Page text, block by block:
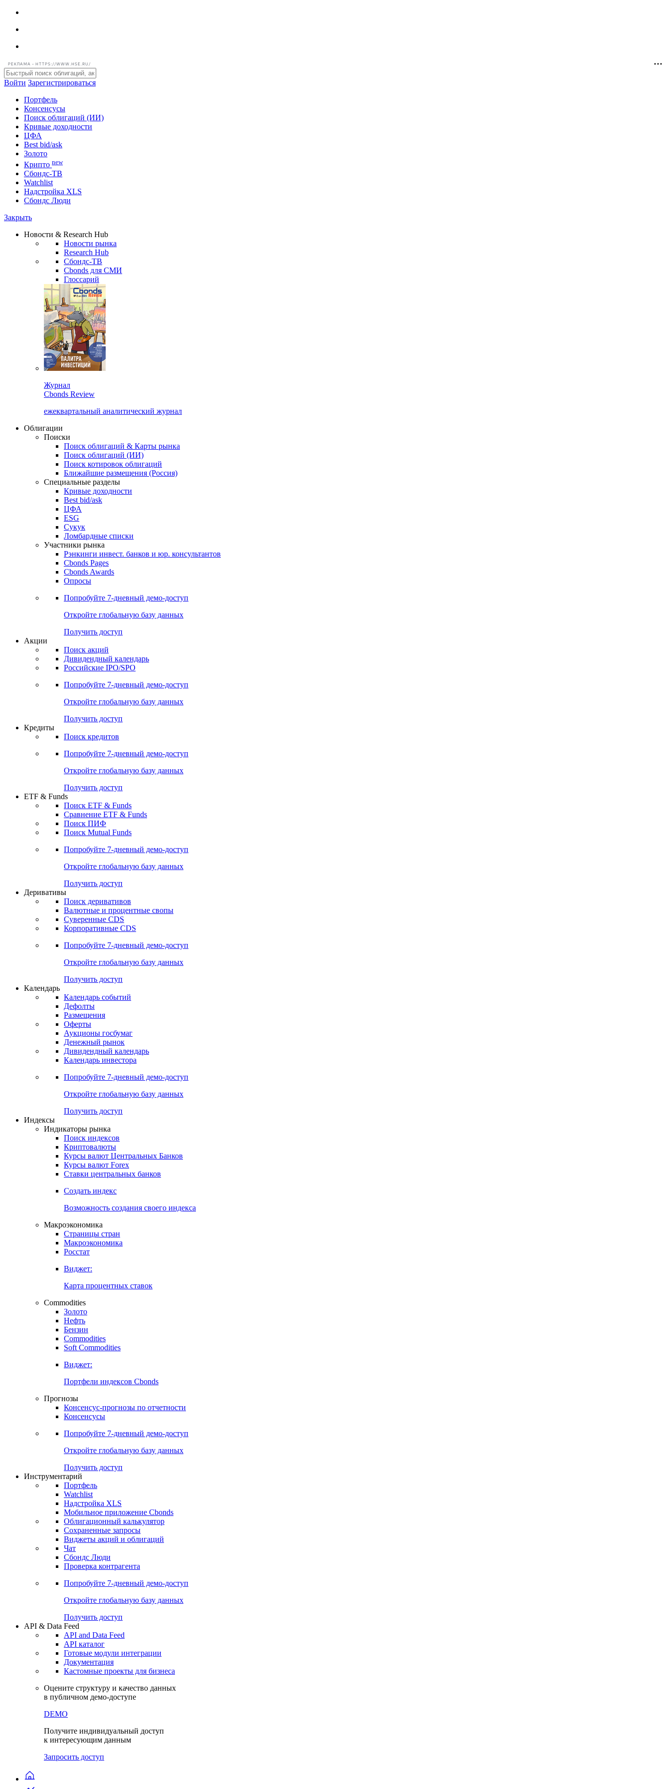
РЕКЛАМА • HTTPS://WWW.HSE.RU/
Войти Зарегистрироваться
Портфель
Консенсусы
Поиск облигаций (ИИ)
Кривые доходности
ЦФА
Best bid/ask
Золото
Криптоnew
Сбондс-ТВ
Надстройка XLS
Сбондс Люди
Новости & Research Hub
Новости рынка
Research Hub
Сбондс-ТВ
Cbonds для СМИ
Глоссарий
Журнал
Cbonds Review
ежеквартальный аналитический журнал
Облигации
Поиски
Поиск облигаций & Карты рынка
Поиск облигаций (ИИ)
Поиск котировок облигаций
Ближайшие размещения (Россия)
Специальные разделы
Кривые доходности
Best bid/ask
ЦФА
ESG
Сукук
Ломбардные списки
Участники рынка
Рэнкинги инвест. банков и юр. консультантов
Cbonds Pages
Cbonds Awards
Опросы
Попробуйте7-дневный
Откройте глобальную базу данных
Получить доступ
Акции
Поиск акций
Дивидендный календарь
Российские IPO/SPO
Попробуйте7-дневный
Откройте глобальную базу данных
Получить доступ
Кредиты
Поиск кредитов
Попробуйте7-дневный
Откройте глобальную базу данных
Получить доступ
ETF & Funds
Поиск ETF & Funds
Сравнение ETF & Funds
Поиск ПИФ
Поиск Mutual Funds
Попробуйте7-дневный
Откройте глобальную базу данных
Получить доступ
Деривативы
Поиск деривативов
Валютные и процентные свопы
Суверенные CDS
Корпоративные CDS
Попробуйте7-дневный
Откройте глобальную базу данных
Получить доступ
Календарь
Календарь событий
Дефолты
Размещения
Оферты
Аукционы госбумаг
Денежный рынок
Дивидендный календарь
Календарь инвестора
Попробуйте7-дневный
Получить доступ
Индикаторы рынка
Поиск индексов
Криптовалюты
Курсы валют Центральных Банков
Курсы валют Forex
Ставки центральных банков
Создать индекс
Возможность создания своего индекса
Макроэкономика
Страницы стран
Макроэкономика
Росстат
Виджет:
Карта процентных ставок
Commodities
Золото
Нефть
Бензин
Commodities
Soft Commodities
Виджет:
Портфели индексов Cbonds
Прогнозы
Консенсус-прогнозы по отчетности
Консенсусы
Попробуйте7-дневный
Откройте глобальную базу данных
Получить доступ
Инструментарий
Портфель
Watchlist
Надстройка XLS
Мобильное приложение Cbonds
Облигационный калькулятор
Сохраненные запросы
Виджеты акций и облигаций
Чат
Сбондс Люди
Проверка контрагента
Попробуйте7-дневный
Откройте глобальную базу данных
Получить доступ
API & Data Feed
API and Data Feed
API каталог
Документация
Кастомные проекты для бизнеса
Оцените структуру и качество данных
в публичном демо-доступе
DEMO
Получите индивидуальный доступ